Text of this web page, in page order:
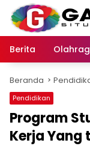
Langsung
konten
Berita
Beranda
Pendidikan
Program
Kerja Yang